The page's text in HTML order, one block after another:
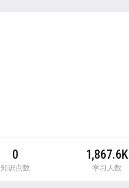
0
知识点数
1,867.6K
学习人数